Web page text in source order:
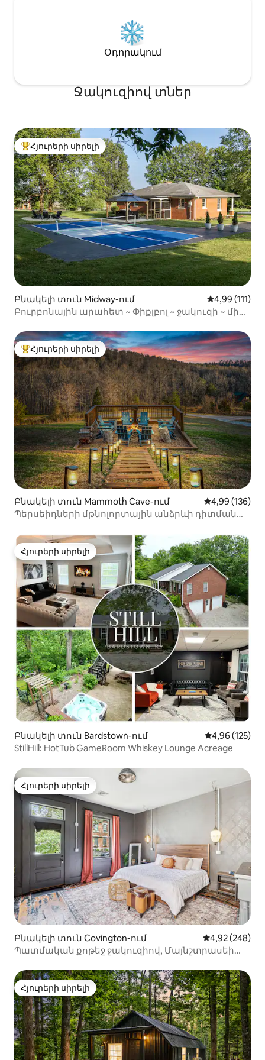
Օդորակում
Ջակուզիով տներ
Հյուրերի սիրելի լավագույն տները
Հյուրերի սիրելի
Բնակելի տուն Midway-ում Միջին
4,99 (111)
Բուրբոնային արահետ ~ Փիքլբոլ ~ ջակուզի ~ մինի
Հյուրերի սիրելի լավագույն տները
Հյուրերի սիրելի
Բնակելի տուն Mammoth Cave-ում Միջին
4,99 (136)
Պերսեիդների մթնոլորտային անձրևի դիտման
Հյուրերի սիրելի
Հյուրերի սիրելի
Բնակելի տուն Bardstown-ում Միջին
4,96 (125)
StillHill: HotTub GameRoom Whiskey Lounge Acreage
Հյուրերի սիրելի
Հյուրերի սիրելի
Բնակելի տուն Covington-ում Միջին
4,92 (248)
Պատմական քոթեջ ջակուզիով, Մայնշտրասեի
Հյուրերի սիրելի
Հյուրերի սիրելի